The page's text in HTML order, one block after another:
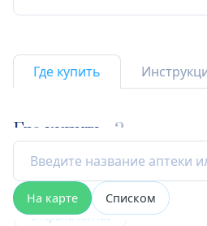
Где купить
Где купить 2
На карте Списком
Открыта сейчас